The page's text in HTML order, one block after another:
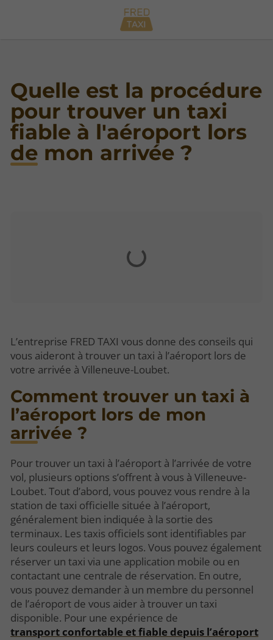
Quelle est la procédure
pour trouver un taxi
fiable à l'aéroport lors
de mon arrivée ?
L’entreprise FRED TAXI vous donne des conseils qui
vous aideront à trouver un taxi à l’aéroport lors de
votre arrivée à Villeneuve-Loubet.
Comment trouver un taxi à
l’aéroport lors de mon
arrivée ?
Pour trouver un taxi à l’aéroport à l’arrivée de votre
vol, plusieurs options s’offrent à vous à Villeneuve-
Loubet. Tout d’abord, vous pouvez vous rendre à la
station de taxi officielle située à l’aéroport,
généralement bien indiquée à la sortie des
terminaux. Les taxis officiels sont identifiables par
leurs couleurs et leurs logos. Vous pouvez également
réserver un taxi via une application mobile ou en
contactant une centrale de réservation. En outre,
vous pouvez demander à un membre du personnel
de l’aéroport de vous aider à trouver un taxi
disponible. Pour une expérience de
transport confortable et fiable depuis l’aéroport